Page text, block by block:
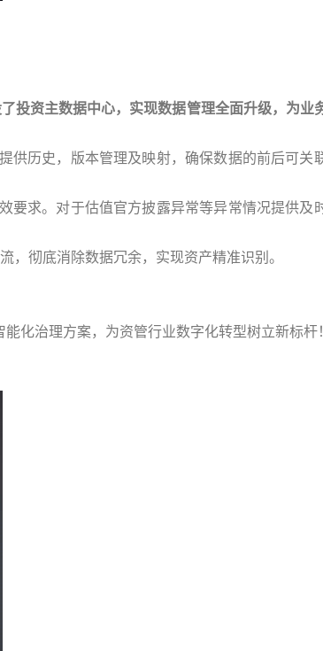
投资主数据中心，实现数据管理全面升级，为业
历史，版本管理及映射，确保数据的前后可关
求。对于估值官方披露异常等异常情况提供及
彻底消除数据冗余，实现资产精准识别。
化治理方案，为资管行业数字化转型树立新标杆